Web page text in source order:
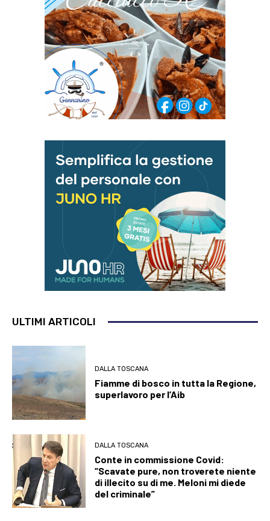
ULTIMI ARTICOLI
DALLA TOSCANA
Fiamme di bosco in tutta la Regione,
superlavoro per l’Aib
DALLA TOSCANA
Conte in commissione Covid:
“Scavate pure, non troverete niente
di illecito su di me. Meloni mi diede
del criminale”